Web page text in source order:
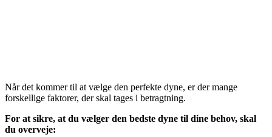
Når det kommer til at vælge den perfekte dyne, er der mange
forskellige faktorer, der skal tages i betragtning.
For at sikre, at du vælger den bedste dyne til dine behov, skal
du overveje: